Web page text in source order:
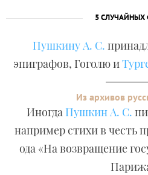
5 СЛУЧАЙНЫХ
Пушкину А. С.
эпиграфов, Гоголю и
Из архивов
Иногда Пушкин А. С.
например стихи в честь
ода «На возвращение